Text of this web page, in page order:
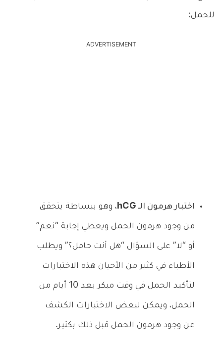
للحمل:
ADVERTISEMENT
اختبار هرمون الـ hCG ، وهو ببساطة يتحقق
من وجود هرمون الحمل ويعطي إجابة “نعم”
أو “لا” على السؤال “هل أنت حامل؟” ويطلب
الأطباء في كثير من الأحيان هذه الاختبارات
لتأكيد الحمل في وقت مبكر بعد 10 أيام من
الحمل، ويمكن لبعض الاختبارات الكشف
عن وجود هرمون الحمل قبل ذلك بكثير.